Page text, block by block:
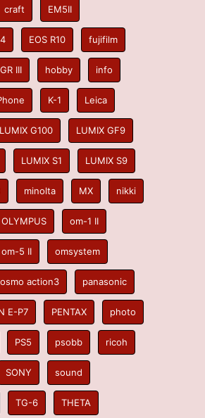
craft EM5II
EOS R10 fujifilm
GR III hobby info
K-1 Leica
LUMIX G100 LUMIX GF9
LUMIX S1 LUMIX S9
minolta MX nikki
OLYMPUS om-1 II
om-5 II omsystem
osmo action3 panasonic
E-P7 PENTAX photo
PS5 psobb ricoh
SONY sound
TG-6 THETA